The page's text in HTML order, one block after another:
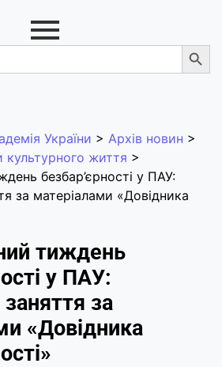
України > Архів новин >
культурного життя >
безбар’єрності у ПАУ:
за матеріалами «Довідника
тиждень
у ПАУ:
за
«Довідника